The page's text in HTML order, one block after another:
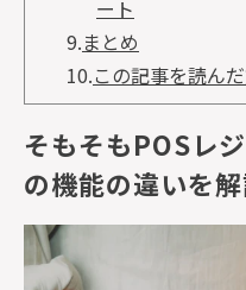
ート
9.まとめ
10.この記事を読ん
そもそもPOSレ
の機能の違いを